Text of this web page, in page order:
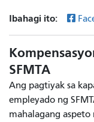
Ibahagi ito:
SFMTA
Ang pagtiyak sa
empleyado ng
mahalagang